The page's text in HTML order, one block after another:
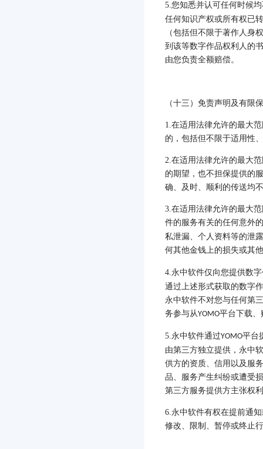
5.您知悉并认可任何时候
任何知识产权或所有权已
（包括但不限于著作人身
到该等数字作品权利人的
由您负责全额赔偿。
（十三）免责声明及有限
1.在适用法律允许的最大
的，包括但不限于适用性
2.在适用法律允许的最大
的期望，也不担保提供的
确、及时、顺利的传送均
3.在适用法律允许的最大
件的服务有关的任何意外
私泄漏、个人资料等的泄
何其他金钱上的损失或其
4.永中软件仅向您提供数
通过上述形式获取的数字
永中软件不对您与任何第
务参与从YOMO平台下载、
5.永中软件通过YOMO平台
由第三方独立提供，永中
供方的资质、信用以及服
品、服务产生纠纷或遭受
第三方服务提供方主张权
6.永中软件有权在提前通
修改、限制、暂停或终止